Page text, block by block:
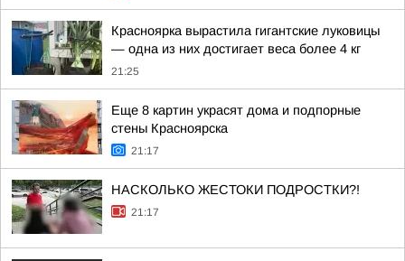
Красноярка вырастила гигантские луковицы
— одна из них достигает веса более 4 кг
21:25
Еще 8 картин украсят дома и подпорные
стены Красноярска
21:17
НАСКОЛЬКО ЖЕСТОКИ ПОДРОСТКИ?!
21:17